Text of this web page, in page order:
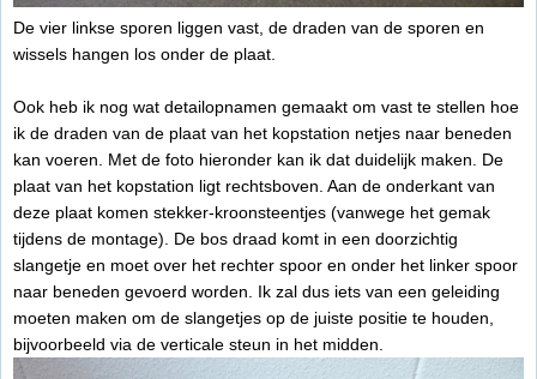
De vier linkse sporen liggen vast, de draden van de sporen en
wissels hangen los onder de plaat.
Ook heb ik nog wat detailopnamen gemaakt om vast te stellen hoe
ik de draden van de plaat van het kopstation netjes naar beneden
kan voeren. Met de foto hieronder kan ik dat duidelijk maken. De
plaat van het kopstation ligt rechtsboven. Aan de onderkant van
deze plaat komen stekker-kroonsteentjes (vanwege het gemak
tijdens de montage). De bos draad komt in een doorzichtig
slangetje en moet over het rechter spoor en onder het linker spoor
naar beneden gevoerd worden. Ik zal dus iets van een geleiding
moeten maken om de slangetjes op de juiste positie te houden,
bijvoorbeeld via de verticale steun in het midden.